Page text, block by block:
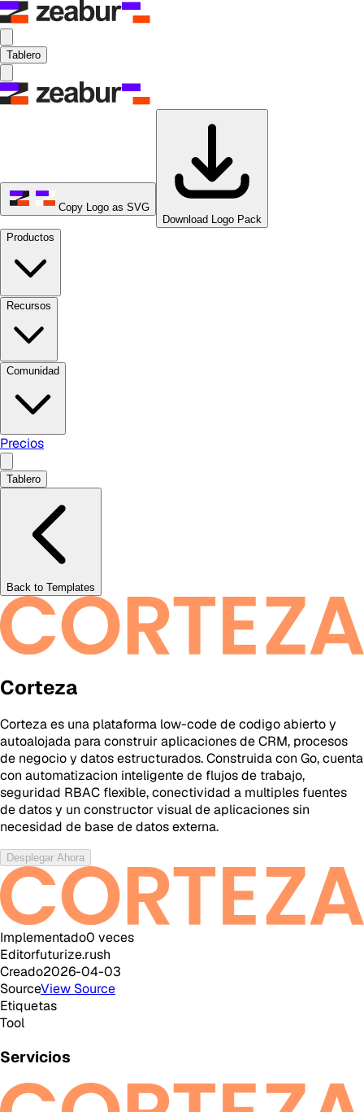
Tablero
Copy Logo as SVG
Download Logo Pack
Productos
Recursos
Comunidad
Precios
Tablero
Back to Templates
Corteza
Corteza es una plataforma low-code de codigo abierto y
autoalojada para construir aplicaciones de CRM, procesos
de negocio y datos estructurados. Construida con Go, cuenta
con automatizacion inteligente de flujos de trabajo,
seguridad RBAC flexible, conectividad a multiples fuentes
de datos y un constructor visual de aplicaciones sin
necesidad de base de datos externa.
Desplegar Ahora
Implementado0 veces
Editorfuturize.rush
Creado2026-04-03
SourceView Source
Etiquetas
Tool
Servicios